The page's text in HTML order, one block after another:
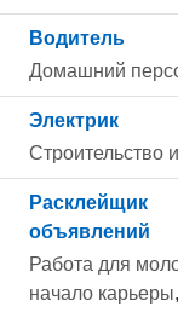
Водитель
Домашний
Электрик
Строительство
Расклейщик
объявлений
Работа для
начало карьеры,